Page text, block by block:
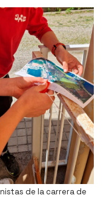
de la carrera de